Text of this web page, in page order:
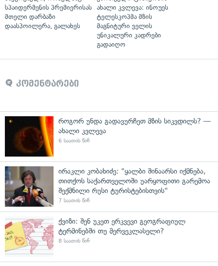
სპაიდერმენის პრემიერისას
მთელი დარბაზი
დაასპოილერა, გალახეს
ახალი კვლევა: ინოუეს
ტელესკოპმა მზის
მაგნიტური ველის
უნიკალური კადრები
გადაიღო
კომენტარები
როგორ უნდა გადავურჩეთ მზის სიკვდილს? —
ახალი კვლევა
6 საათის წინ
ირაკლი კობახიძე: "ყალბი შინაარსი იქმნება,
თითქოს საქართველოში უარყოფითი გარემოა
შექმნილი რუსი ტურისტებისთვის"
7 საათის წინ
ქვიზი: შენ უკეთ ერკვევი გეოგრაფიულ
ტერმინებში თუ მერვეკლასელი?
8 საათის წინ